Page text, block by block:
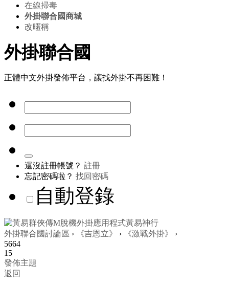
在線掃毒
外掛聯合國商城
改暱稱
外掛聯合國
正體中文外掛發佈平台，讓找外掛不再困難！
還沒註冊帳號？ 註冊
忘記密碼啦？ 找回密碼
自動登錄
外掛聯合國討論區 › 《吉恩立》 › 《激戰外掛》
›
5664
15
發佈主題
返回